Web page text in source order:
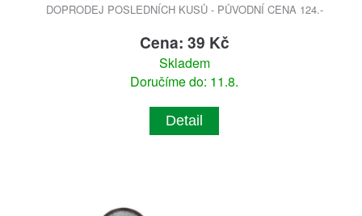
DOPRODEJ POSLEDNÍCH KUSŮ - PŮVODNÍ CENA 124.-
Cena: 39 Kč
Skladem
Doručíme do: 11.8.
Detail